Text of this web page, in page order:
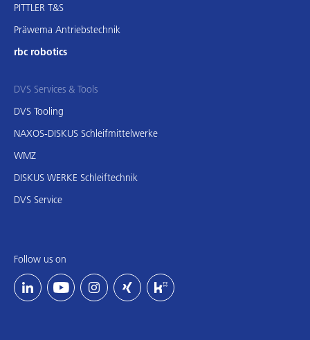
PITTLER T&S
Präwema Antriebstechnik
rbc robotics
DVS Services & Tools
DVS Tooling
NAXOS-DISKUS Schleifmittelwerke
WMZ
DISKUS WERKE Schleiftechnik
DVS Service
Follow us on